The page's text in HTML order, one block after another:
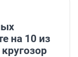
на 10 из